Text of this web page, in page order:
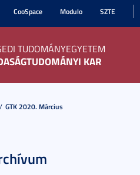
CooSpace Modulo SZTE
TUDOMÁNYEGYETEM
KAR
GTK 2020. Március